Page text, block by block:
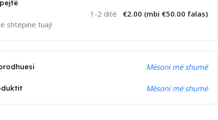
shtëpinë tuaj!
1-2 ditë €2.00 (mbi €50.00 falas)
Mësoni më shumë
Mësoni më shumë